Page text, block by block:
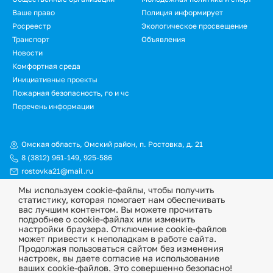
Ваше право
Полиция информирует
Росреестр
Экологическое просвещение
Транспорт
Объявления
Новости
Омская область, Омский район, п. Ростовка, д. 21
8 (3812) 961-149, 925-586
rostovka21@mail.ru
Подвал.
Дополнительное
меню
Комфортная среда
Инициативные проекты
Пожарная безопасность, го и чс
Перечень информации
© Официальный сайт Ростовкинского сельского поселения
Омского муниципального района Омской области, 2026
Политика конфиденциальности
Информационная ответственность
Мы используем cookie-файлы, чтобы получить
статистику, которая помогает нам обеспечивать
вас лучшим контентом. Вы можете прочитать
подробнее о cookie-файлах или изменить
настройки браузера. Отключение cookie-файлов
может привести к неполадкам в работе сайта.
Продолжая пользоваться сайтом без изменения
настроек, вы даете согласие на использование
ваших cookie-файлов. Это совершенно безопасно!